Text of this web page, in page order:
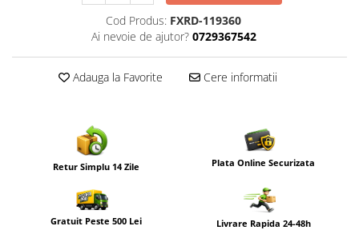
Cod Produs: FXRD-119360
Ai nevoie de ajutor? 0729367542
Adauga la Favorite Cere informatii
Retur Simplu 14 Zile Plata Online Securizata
Gratuit Peste 500 Lei Livrare Rapida 24-48h